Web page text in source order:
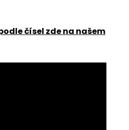
čísel zde na našem